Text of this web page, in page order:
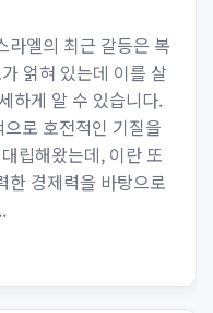
라엘의 최근 갈등은 복
얽혀 있는데 이를 살
하게 알 수 있습니다.
로 호전적인 기질을
립해왔는데, 이란 또
한 경제력을 바탕으로